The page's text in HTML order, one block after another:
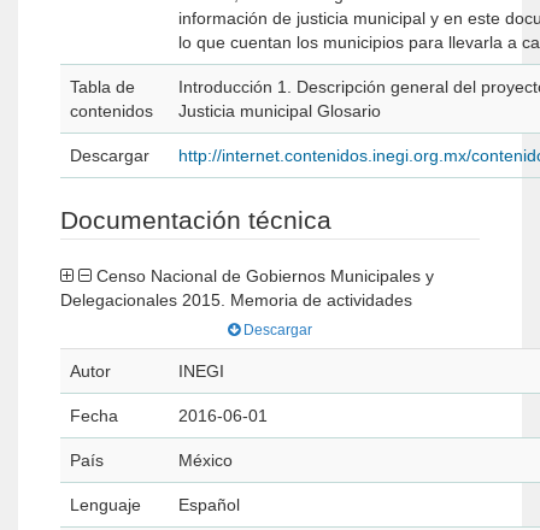
información de justicia municipal y en este
lo que cuentan los municipios para llevarla a
Tabla de
contenidos
Introducción 1. Descripción general del proyecto 2. Ayuntamiento 3. Administración pública municipal o delegacional 4. Seguridad
Justicia municipal Glosario
Descargar http://internet.contenidos.inegi.org.mx/
Documentación técnica
Delegacionales 2015. Memoria de actividades
Descargar
Autor INEGI
Fecha 2016-06-01
País México
Lenguaje Español